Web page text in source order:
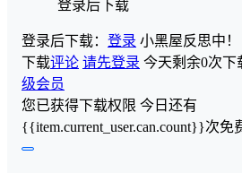
登录后下载
登录后下载： 登录 小黑屋反思中！
下载评论 请先登录 今天剩余0次下
级会员
您已获得下载权限 今日还有
{{item.current_user.can.count}}次免